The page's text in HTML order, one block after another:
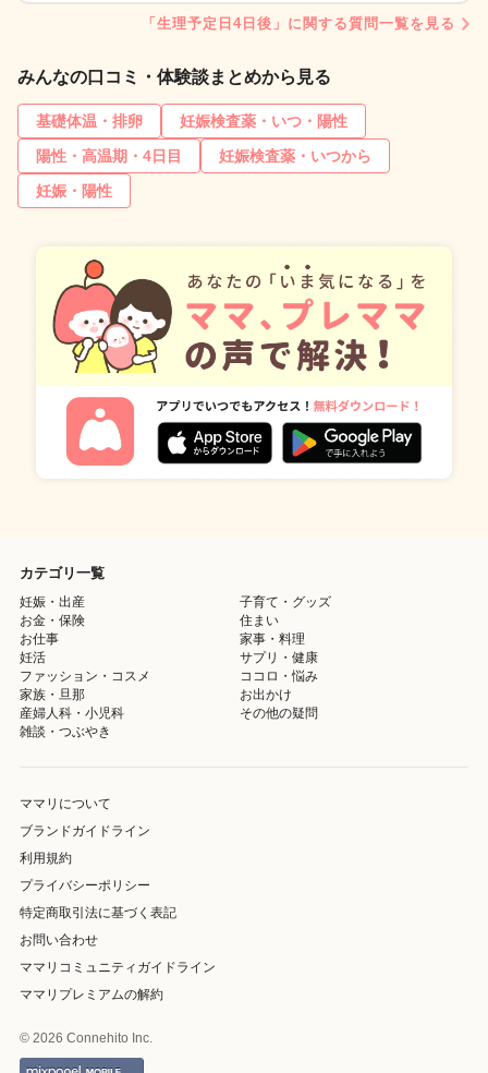
「生理予定日4日後」に関する質問一覧を見る
みんなの口コミ・体験談まとめから見る
基礎体温・排卵
妊娠検査薬・いつ・陽性
陽性・高温期・4日目
妊娠検査薬・いつから
妊娠・陽性
カテゴリ一覧
妊娠・出産
子育て・グッズ
お金・保険
住まい
お仕事
家事・料理
妊活
サプリ・健康
ファッション・コスメ
ココロ・悩み
家族・旦那
お出かけ
産婦人科・小児科
その他の疑問
雑談・つぶやき
ママリについて
ブランドガイドライン
利用規約
プライバシーポリシー
特定商取引法に基づく表記
お問い合わせ
ママリコミュニティガイドライン
ママリプレミアムの解約
© 2026 Connehito Inc.